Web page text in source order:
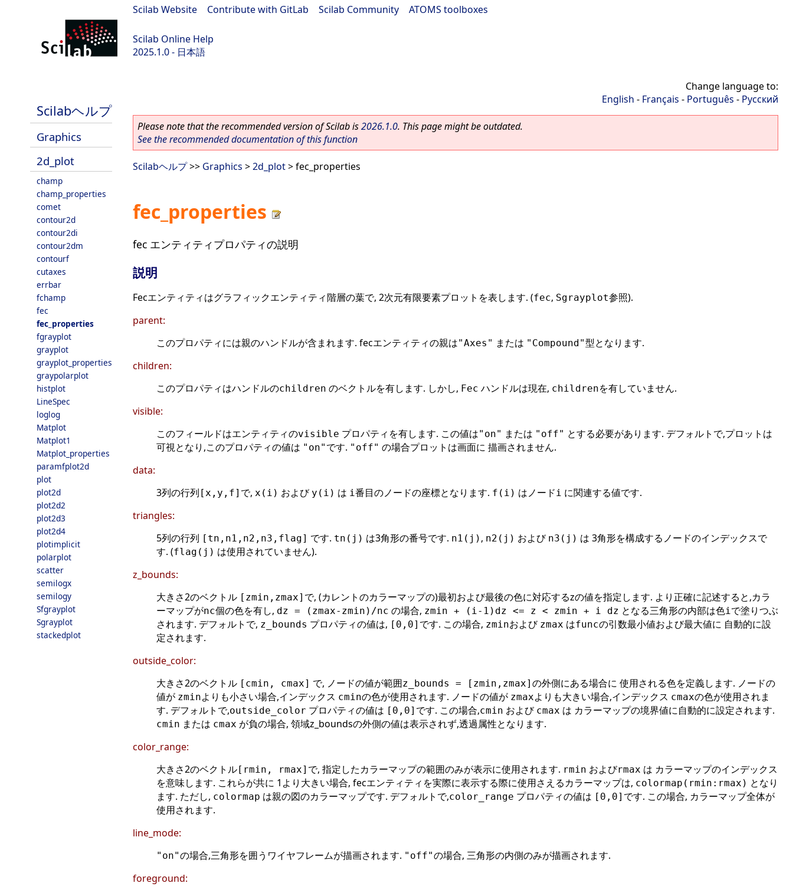
Scilab Website Contribute with GitLab Scilab Community ATOMS toolboxes
Scilab Online Help
2025.1.0 - 日本語
Scilabヘルプ
Graphics
2d_plot
champ
champ_properties
comet
contour2d
contour2di
contour2dm
contourf
cutaxes
errbar
fchamp
fec
fec_properties
fgrayplot
grayplot
grayplot_properties
graypolarplot
histplot
LineSpec
loglog
Matplot
Matplot1
Matplot_properties
paramfplot2d
plot
plot2d
plot2d2
plot2d3
plot2d4
plotimplicit
polarplot
scatter
semilogx
semilogy
Sfgrayplot
Sgrayplot
stackedplot
Change language to:
English - Français - Português - Русский
Please note that the recommended version of Scilab is2026.1.0. This page might be outdated.
See the recommended documentation of this function
Scilabヘルプ>> Graphics >2d_plot> fec_properties
fec_properties
fec エンティティプロパティの説明
説明
Fecエンティティはグラフィックエンティティ階層の葉で, 2次元有限要素プロットを表します. (fec, Sgrayplot参照).
parent:
このプロパティには親のハンドルが含まれます. fecエンティティの親は"Axes" または "Compound"型となります.
children:
このプロパティはハンドルのchildren のベクトルを有します. しかし, Fec ハンドルは現在, childrenを有していません.
visible:
このフィールドはエンティティのvisible プロパティを有します. この値は"on" または "off" とする必要があります. デフォルトで,プロットは
可視となり,このプロパティの値は "on" です. "off" の場合プロットは画面に 描画されません.
data:
3列の行列 [x,y,f] で, x(i) および y(i) は i 番目のノードの座標となります. f(i) はノード i に関連する値です.
triangles:
5列の行列 [tn,n1,n2,n3,flag] です. tn(j) は3角形の番号です. n1(j) , n2(j) および n3(j) は 3角形を構成するノードのインデックスで
す. (flag(j) は使用されていません).
z_bounds:
大きさ2のベクトル [zmin,zmax] で, (カレントのカラーマップの)最初および最後の色に対応するzの値を指定します. より正確に記述すると,カラ
ーマップがnc個の色を有し, dz = (zmax-zmin)/nc の場合, zmin + (i-1)dz <= z < zmin + i dz となる三角形の内部は色i で塗りつぶ
されます. デフォルトで, z_bounds プロパティの値は, [0,0] です. この場合, zminおよび zmax はfuncの引数最小値および最大値に 自動的に設
定されます.
outside_color:
大きさ2のベクトル [cmin, cmax] で, ノードの値が範囲z_bounds = [zmin,zmax] の外側にある場合に 使用される色を定義します. ノードの
値が zminよりも小さい場合,インデックス cminの色が使用されます. ノードの値が zmaxよりも大きい場合,インデックス cmaxの色が使用されま
す. デフォルトで,outside_color プロパティの値は [0,0] です. この場合,cmin および cmax は カラーマップの境界値に自動的に設定されます.
cmin または cmax が負の場合, 領域z_boundsの外側の値は表示されず,透過属性となります.
color_range:
大きさ2のベクトル[rmin, rmax] で, 指定したカラーマップの範囲のみが表示に使用されます. rmin およびrmax は カラーマップのインデックス
を意味します. これらが共に 1より大きい場合, fecエンティティを実際に表示する際に使用さえるカラーマップは, colormap(rmin:rmax) となり
ます. ただし, colormap は親の図のカラーマップです. デフォルトで,color_range プロパティの値は [0,0] です. この場合, カラーマップ全体が
使用されます.
line_mode:
"on"の場合,三角形を囲うワイヤフレームが描画されます. "off"の場合, 三角形の内側のみが描画されます.
foreground: